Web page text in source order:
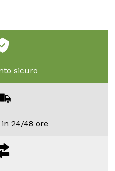
sicuro
24/48 ore